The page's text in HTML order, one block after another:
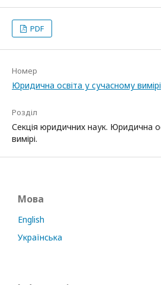
PDF
Номер
Юридична освіта у сучасному
Розділ
Секція юридичних наук. Юридична
вимірі.
Мова
English
Українська